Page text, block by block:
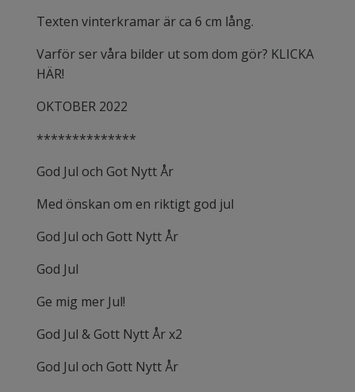
Texten vinterkramar är ca 6 cm lång.
Varför ser våra bilder ut som dom gör? KLICKA
HÄR!
OKTOBER 2022
**************
God Jul och Got Nytt År
Med önskan om en riktigt god jul
God Jul och Gott Nytt År
God Jul
Ge mig mer Jul!
God Jul & Gott Nytt År x2
God Jul och Gott Nytt År